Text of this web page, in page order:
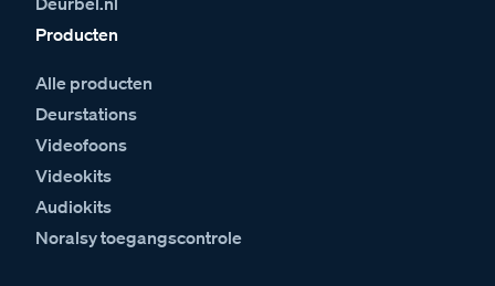
Producten
Alle producten
Deurstations
Videofoons
Videokits
Audiokits
Noralsy toegangscontrole